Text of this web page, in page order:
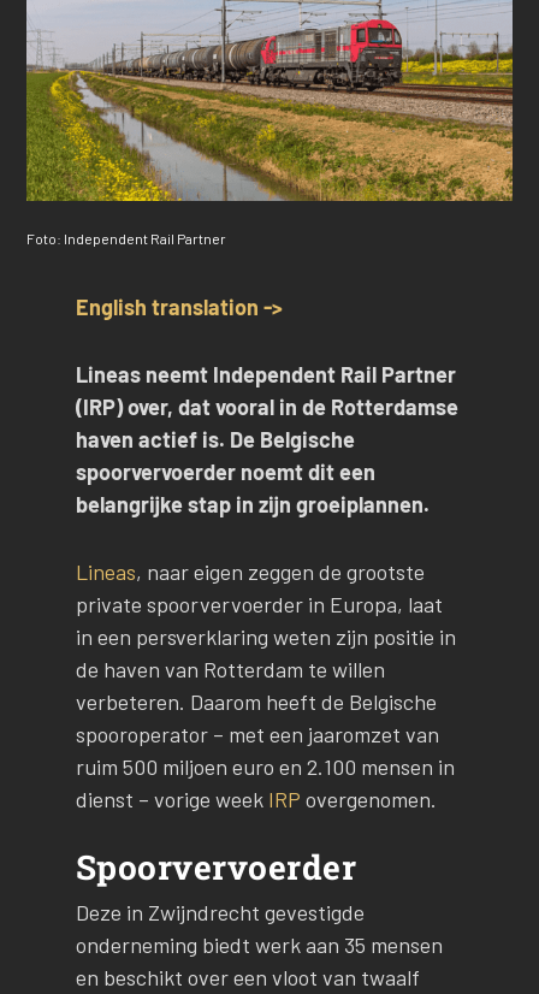
Foto: Independent Rail Partner
English translation ->
Lineas neemt Independent Rail Partner
(IRP) over, dat vooral in de Rotterdamse
haven actief is. De Belgische
spoorvervoerder noemt dit een
belangrijke stap in zijn groeiplannen.
Lineas, naar eigen zeggen de grootste
private spoorvervoerder in Europa, laat
in een persverklaring weten zijn positie in
de haven van Rotterdam te willen
verbeteren. Daarom heeft de Belgische
spooroperator – met een jaaromzet van
ruim 500 miljoen euro en 2.100 mensen in
dienst – vorige week IRP overgenomen.
Spoorvervoerder
Deze in Zwijndrecht gevestigde
onderneming biedt werk aan 35 mensen
en beschikt over een vloot van twaalf